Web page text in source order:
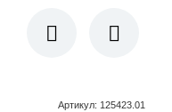
Артикул: 125423.01